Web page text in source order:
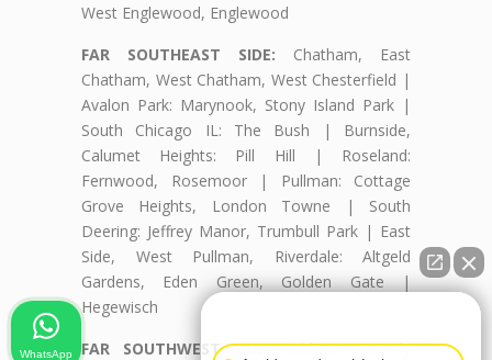
West Englewood, Englewood
FAR SOUTHEAST SIDE: Chatham, East
Chatham, West Chatham, West Chesterfield |
Avalon Park: Marynook, Stony Island Park |
South Chicago IL: The Bush | Burnside,
Calumet Heights: Pill Hill | Roseland:
Fernwood, Rosemoor | Pullman: Cottage
Grove Heights, London Towne | South
Deering: Jeffrey Manor, Trumbull Park | East
Side, West Pullman, Riverdale: Altgeld
Gardens, Eden Green, Golden Gate |
Hegewisch
FAR SOUTHWEST SIDE:Ashburn: Beverly
WhatsApp